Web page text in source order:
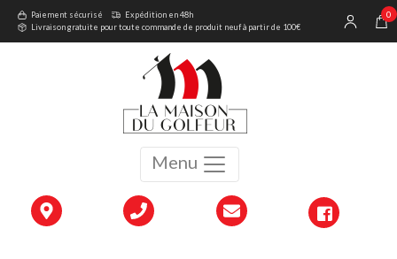
Menu
Paiement sécurisé
Expédition en 48h
Livraison gratuite pour toute commande de produit neuf à partir de 100€
0